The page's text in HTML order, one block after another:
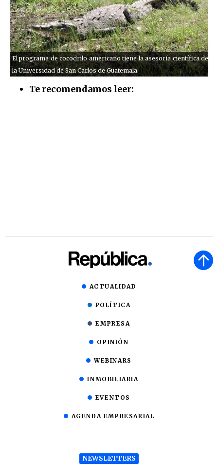
El programa de cocodrilo americano tiene la asesoría científica de
la Universidad de San Carlos de Guatemala.
Te recomendamos leer:
ACTUALIDAD
POLÍTICA
EMPRESA
OPINIÓN
WEBINARS
INMOBILIARIA
EVENTOS
AGENDA EMPRESARIAL
NEWSLETTERS